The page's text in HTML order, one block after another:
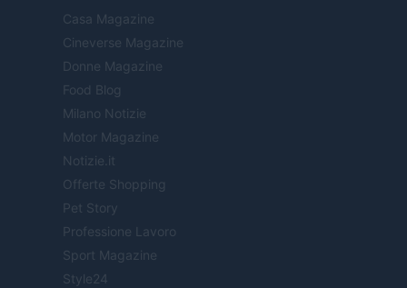
Casa Magazine
Cineverse Magazine
Donne Magazine
Food Blog
Milano Notizie
Motor Magazine
Notizie.it
Offerte Shopping
Pet Story
Professione Lavoro
Sport Magazine
Style24